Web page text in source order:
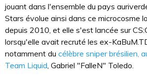
jouant dans l'ensemble du pays
Stars évolue ainsi dans ce microcosme
depuis 2010, et elle s'est lancée sur
lorsqu'elle avait recruté les ex-
notamment du célèbre sniper brésilien,
Team Liquid, Gabriel "FalleN" Toledo.